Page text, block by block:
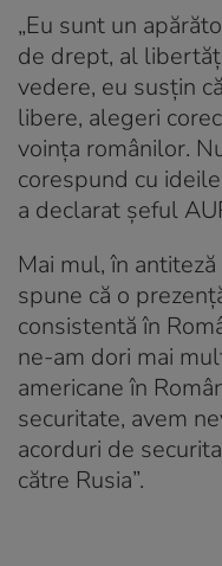
„Eu sunt un
de drept, al
vedere, eu susțin
libere, alegeri
voința românilor.
corespund cu
a declarat șeful
Mai mul, în
spune că o
consistentă în
ne-am dori mai
americane în
securitate, avem
acorduri de
către Rusia”.